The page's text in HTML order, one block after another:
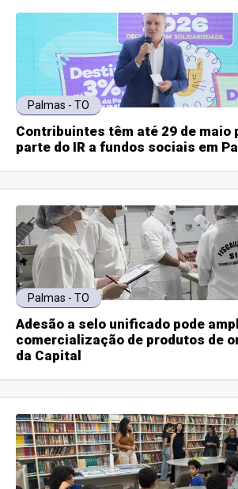
Palmas - TO
Contribuintes têm até 29 de maio
parte do IR a fundos sociais em
Palmas - TO
Adesão a selo unificado pode
comercialização de produtos de
da Capital